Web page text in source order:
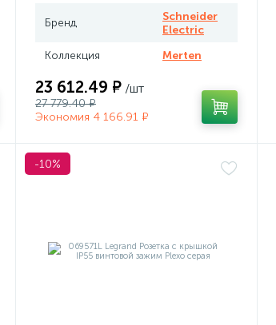
Бренд
Schneider
Electric
Коллекция
Merten
23 612.49 ₽ /шт
27 779.40 ₽
Экономия 4 166.91 ₽
-10%